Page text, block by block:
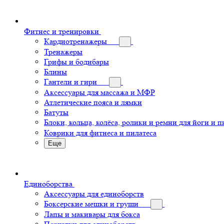
Фитнес и тренировки
Кардиотренажеры
Тренажеры
Грифы и бодибары
Блины
Гантели и гири
Аксессуары для массажа и МФР
Атлетические пояса и лямки
Батуты
Блоки, кольца, колёса, ролики и ремни для йоги и
Коврики для фитнеса и пилатеса
Еще
Единоборства
Аксессуары для единоборств
Боксерские мешки и груши
Лапы и макивары для бокса